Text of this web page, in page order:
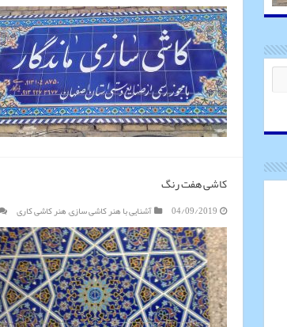
کاشی هفت رنگ
04/09/2019 آشنایی با هنر کاشی سازی,هنر کاشی کاری